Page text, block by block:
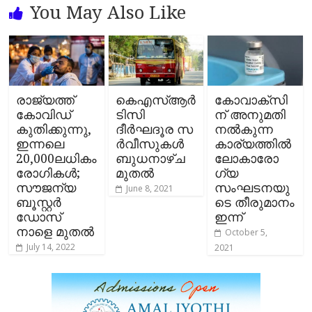
You May Also Like
രാജ്യത്ത്
കോവിഡ്‌
കുതിക്കുന്നു,
ഇന്നലെ
20,000ലധികം
രോഗികൾ;
സൗജന്യ
ബൂസ്റ്റർ
ഡോസ്
നാളെ മുതൽ
July 14, 2022
കെഎസ്ആർ
ടിസി
ദീർഘദൂര സ​
ർ​വീ​സു​ക​ൾ
ബു​ധ​നാ​ഴ്ച
മു​ത​ൽ
June 8, 2021
കോവാക്‌സി
ന് അനുമതി
നല്‍കുന്ന
കാര്യത്തില്‍
ലോകാരോ
ഗ്യ
സംഘടനയു
ടെ തീരുമാനം
ഇന്ന്
October 5,
2021